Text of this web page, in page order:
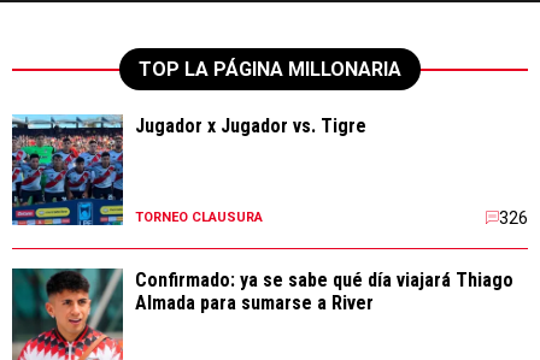
TOP LA PÁGINA MILLONARIA
Jugador x Jugador vs. Tigre
TORNEO CLAUSURA 326
Confirmado: ya se sabe qué día viajará Thiago
Almada para sumarse a River